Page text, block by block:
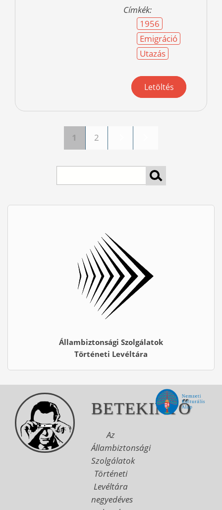
Címkék:
1956
Emigráció
Utazás
Letöltés
Oldalak 1 2
Állambiztonsági Szolgálatok
Történeti Levéltára
BETEKINTŐ
Az
Állambiztonsági
Szolgálatok
Történeti
Levéltára
negyedéves